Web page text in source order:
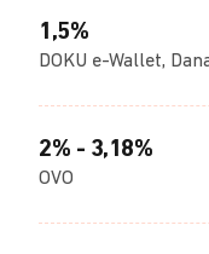
1,5%
DOKU e-Wallet,
2% - 3,18%
OVO